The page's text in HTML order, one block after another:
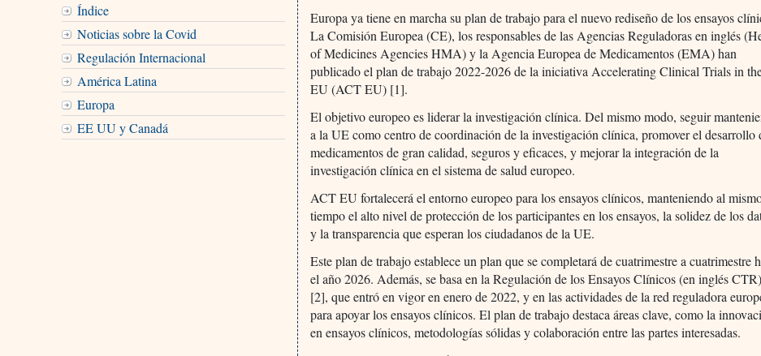
Índice
Noticias sobre la Covid
Regulación Internacional
América Latina
Europa
EE UU y Canadá
Europa ya tiene en marcha su plan de trabajo para el nuevo rediseño de los ensayos
La Comisión Europea (CE), los responsables de las Agencias Reguladoras en inglés
of Medicines Agencies HMA) y la Agencia Europea de Medicamentos (EMA) han
publicado el plan de trabajo 2022-2026 de la iniciativa Accelerating Clinical Trials in
EU (ACT EU) [1].
El objetivo europeo es liderar la investigación clínica. Del mismo modo, seguir
a la UE como centro de coordinación de la investigación clínica, promover el desarrollo
medicamentos de gran calidad, seguros y eficaces, y mejorar la integración de la
investigación clínica en el sistema de salud europeo.
ACT EU fortalecerá el entorno europeo para los ensayos clínicos, manteniendo al
tiempo el alto nivel de protección de los participantes en los ensayos, la solidez de los
y la transparencia que esperan los ciudadanos de la UE.
Este plan de trabajo establece un plan que se completará de cuatrimestre a cuatrimestre
el año 2026. Además, se basa en la Regulación de los Ensayos Clínicos (en inglés CTR)
[2], que entró en vigor en enero de 2022, y en las actividades de la red reguladora
para apoyar los ensayos clínicos. El plan de trabajo destaca áreas clave, como la
en ensayos clínicos, metodologías sólidas y colaboración entre las partes interesadas.